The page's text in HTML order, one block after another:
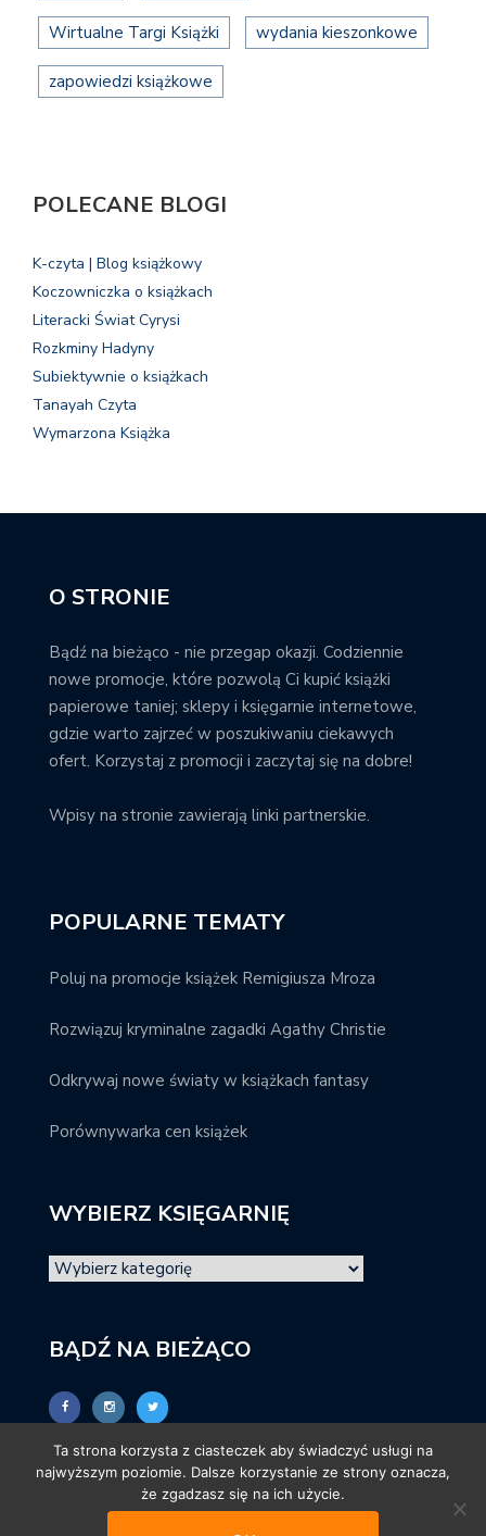
Wirtualne Targi Książki wydania kieszonkowe
zapowiedzi książkowe
POLECANE BLOGI
K-czyta | Blog książkowy
Koczowniczka o książkach
Literacki Świat Cyrysi
Rozkminy Hadyny
Subiektywnie o książkach
Tanayah Czyta
Wymarzona Książka
O STRONIE
Bądź na bieżąco - nie przegap okazji. Codziennie
nowe promocje, które pozwolą Ci kupić książki
papierowe taniej; sklepy i księgarnie internetowe,
gdzie warto zajrzeć w poszukiwaniu ciekawych
ofert. Korzystaj z promocji i zaczytaj się na dobre!
Wpisy na stronie zawierają linki partnerskie.
POPULARNE TEMATY
Poluj na promocje książek Remigiusza Mroza
Rozwiązuj kryminalne zagadki Agathy Christie
Odkrywaj nowe światy w książkach fantasy
Porównywarka cen książek
WYBIERZ KSIĘGARNIĘ
BĄDŹ NA BIEŻĄCO
Ta strona korzysta z ciasteczek aby świadczyć usługi na
najwyższym poziomie. Dalsze korzystanie ze strony oznacza,
że zgadzasz się na ich użycie.